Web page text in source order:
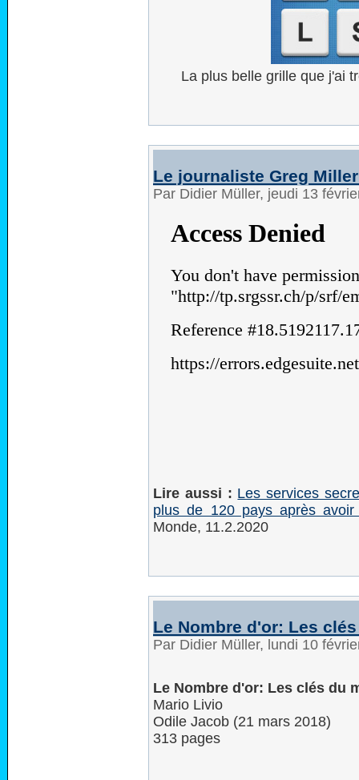
La plus belle grille que j'ai
Le journaliste Greg
Par Didier Müller, jeudi 13
Lire aussi : Les services
plus de 120 pays après
Monde, 11.2.2020
Le Nombre d'or: Les
Par Didier Müller, lundi 10
Le Nombre d'or: Les clés du
Mario Livio
Odile Jacob (21 mars 2018)
313 pages